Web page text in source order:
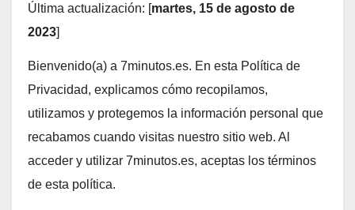
Última actualización: [martes, 15 de agosto de
2023]
Bienvenido(a) a 7minutos.es. En esta Política de
Privacidad, explicamos cómo recopilamos,
utilizamos y protegemos la información personal que
recabamos cuando visitas nuestro sitio web. Al
acceder y utilizar 7minutos.es, aceptas los términos
de esta política.